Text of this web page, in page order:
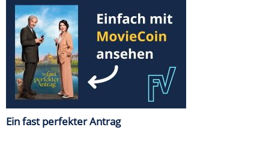
Ein fast perfekter Antrag